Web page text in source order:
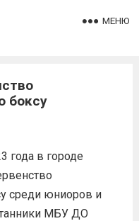
МЕНЮ
боксу
года в городе
среди юниоров и
МБУ ДО